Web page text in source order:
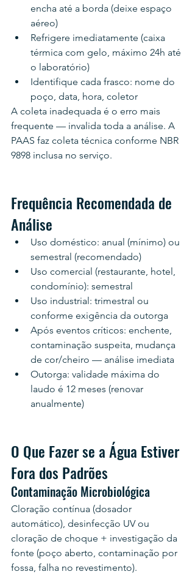
encha até a borda (deixe espaço
aéreo)
Refrigere imediatamente (caixa
térmica com gelo, máximo 24h até
o laboratório)
Identifique cada frasco: nome do
poço, data, hora, coletor
A coleta inadequada é o erro mais
frequente — invalida toda a análise. A
PAAS faz coleta técnica conforme NBR
9898 inclusa no serviço.
Frequência Recomendada de
Análise
Uso doméstico: anual (mínimo) ou
semestral (recomendado)
Uso comercial (restaurante, hotel,
condomínio): semestral
Uso industrial: trimestral ou
conforme exigência da outorga
Após eventos críticos: enchente,
contaminação suspeita, mudança
de cor/cheiro — análise imediata
Outorga: validade máxima do
laudo é 12 meses (renovar
anualmente)
O Que Fazer se a Água Estiver
Fora dos Padrões
Contaminação Microbiológica
Cloração contínua (dosador
automático), desinfecção UV ou
cloração de choque + investigação da
fonte (poço aberto, contaminação por
fossa, falha no revestimento).